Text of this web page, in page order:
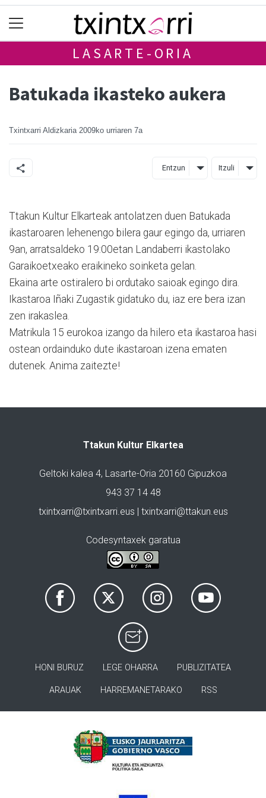
LASARTE-ORIA
Batukada ikasteko aukera
Txintxarri Aldizkaria 2009ko urriaren 7a
Entzun Itzuli
Ttakun Kultur Elkarteak antolatzen duen Batukada
ikastaroaren lehenengo bilera gaur egingo da, urriaren
9an, arratsaldeko 19:00etan Landaberri ikastolako
Garaikoetxeako eraikineko soinketa gelan.
Ekaina arte ostiralero bi ordutako saioak egingo dira.
Ikastaroa Iñaki Zugastik gidatuko du, iaz ere bera izan
zen irakaslea.
Matrikula 15 eurokoa izango da hilero eta ikastaroa hasi
ostean ordainduko dute ikastaroan izena ematen
dutenek. Anima zaitezte!
Ttakun Kultur Elkartea
Geltoki kalea 4, Lasarte-Oria 20160 Gipuzkoa
943 37 14 48
txintxarri@txintxarri.eus | txintxarri@ttakun.eus
Codesyntaxek garatua
HONI BURUZ LEGE OHARRA PUBLIZITATEA
ARAUAK HARREMANETARAKO RSS